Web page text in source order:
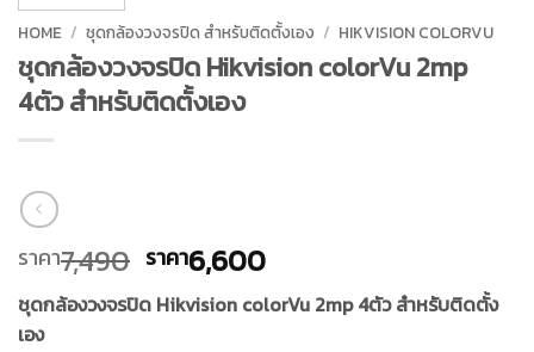
HOME / ชุดกล้องวงจรปิด สำหรับติดตั้งเอง / HIKVISION COLORVU
ชุดกล้องวงจรปิด Hikvision colorVu 2mp
4ตัว สำหรับติดตั้งเอง
ราคา7,490 Original
price
was:
ราคา6,600Current
price
is:
ชุดกล้องวงจรปิด Hikvision colorVu 2mp 4ตัว สำหรับติดตั้ง
เอง